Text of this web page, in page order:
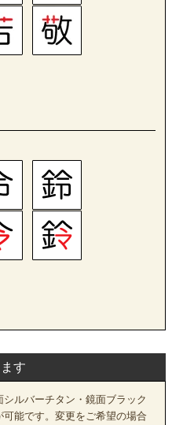
す
ルバーチタン・鏡面ブラック
能です。変更をご希望の場合